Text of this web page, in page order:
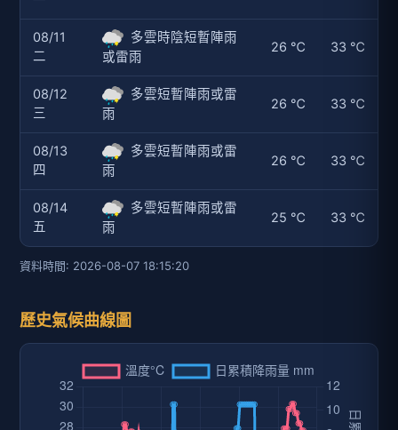
08/11
二
多雲時陰短暫陣雨
或雷雨
26 ℃ 33 ℃
08/12
三
多雲短暫陣雨或雷
雨
26 ℃ 33 ℃
08/13
四
多雲短暫陣雨或雷
雨
26 ℃ 33 ℃
08/14
五
多雲短暫陣雨或雷
雨
25 ℃ 33 ℃
資料時間: 2026-08-07 18:15:20
歷史氣候曲線圖